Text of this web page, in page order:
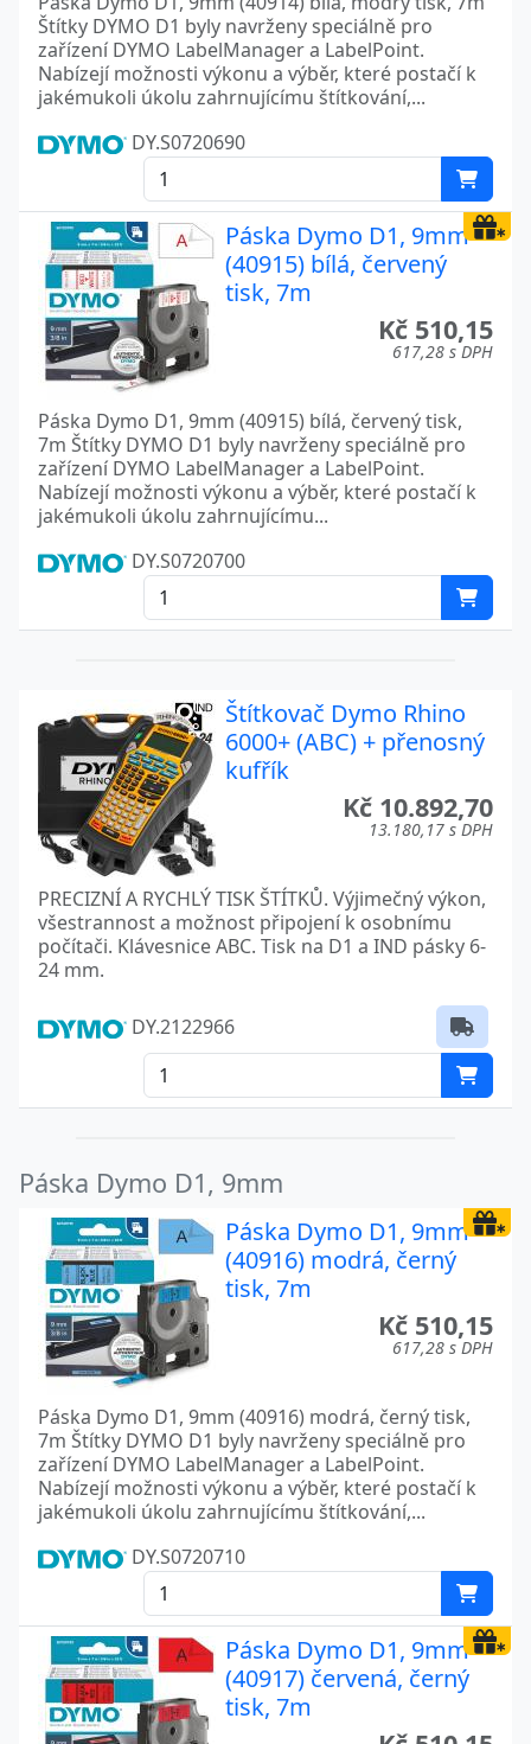
Štítky DYMO D1 byly navrženy speciálně pro
zařízení DYMO LabelManager a LabelPoint.
Nabízejí možnosti výkonu a výběr, které postačí k
jakémukoli úkolu zahrnujícímu štítkování,...
DY.S0720690
Páska Dymo D1, 9mm
(40915) bílá, červený
tisk, 7m
Kč 510,15
617,28 s DPH
Páska Dymo D1, 9mm (40915) bílá, červený tisk,
7m Štítky DYMO D1 byly navrženy speciálně pro
zařízení DYMO LabelManager a LabelPoint.
Nabízejí možnosti výkonu a výběr, které postačí k
jakémukoli úkolu zahrnujícímu...
DY.S0720700
Štítkovač Dymo Rhino
6000+ (ABC) + přenosný
kufřík
Kč 10.892,70
13.180,17 s DPH
PRECIZNÍ A RYCHLÝ TISK ŠTÍTKŮ. Výjimečný výkon,
všestrannost a možnost připojení k osobnímu
počítači. Klávesnice ABC. Tisk na D1 a IND pásky 6-
24 mm.
DY.2122966
Páska Dymo D1, 9mm
Páska Dymo D1, 9mm
(40916) modrá, černý
tisk, 7m
Kč 510,15
617,28 s DPH
Páska Dymo D1, 9mm (40916) modrá, černý tisk,
7m Štítky DYMO D1 byly navrženy speciálně pro
zařízení DYMO LabelManager a LabelPoint.
Nabízejí možnosti výkonu a výběr, které postačí k
jakémukoli úkolu zahrnujícímu štítkování,...
DY.S0720710
Páska Dymo D1, 9mm
(40917) červená, černý
tisk, 7m